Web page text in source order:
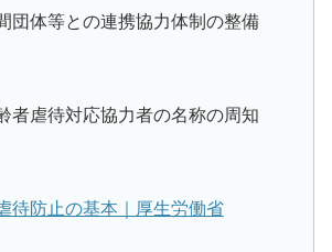
団体等との連携協力体制の整備
者虐待対応協力者の名称の周知
待防止の基本｜厚生労働省